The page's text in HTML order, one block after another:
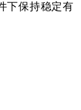
下保持稳定有